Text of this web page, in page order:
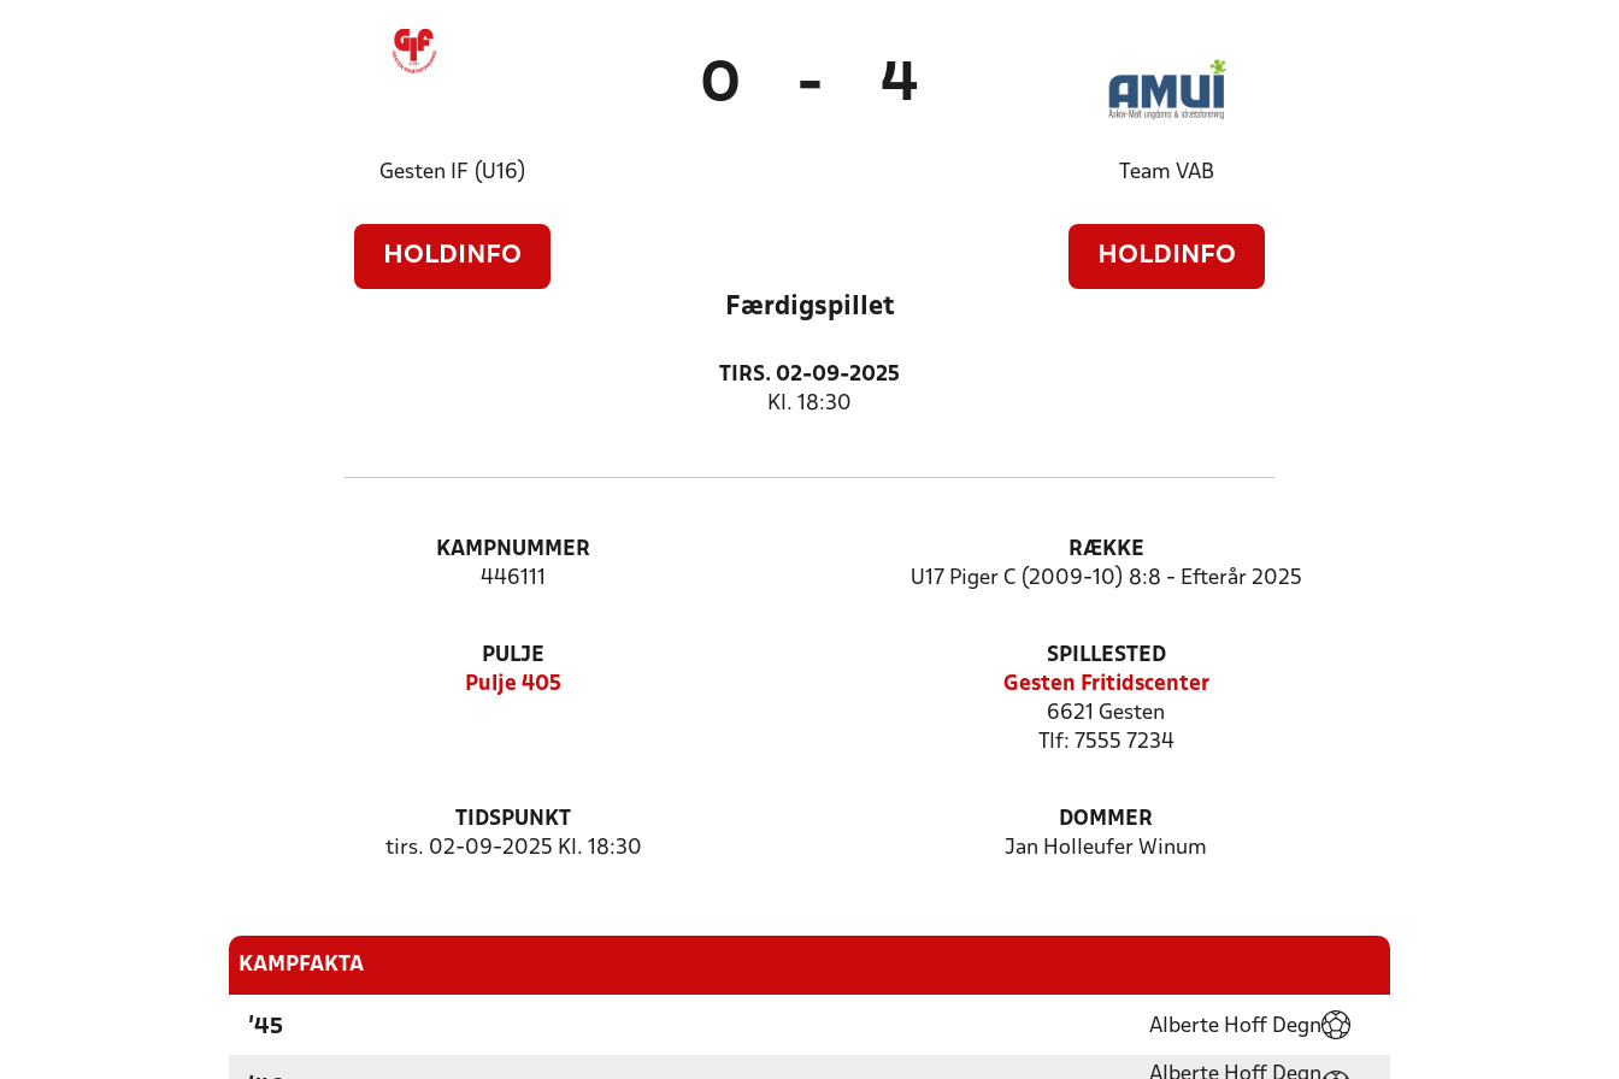
Gesten IF (U16)
HOLDINFO
0 - 4
Team VAB
HOLDINFO
Færdigspillet
TIRS. 02-09-2025
Kl. 18:30
KAMPNUMMER
446111
RÆKKE
U17 Piger C (2009-10) 8:8 - Efterår 2025
PULJE
Pulje 405
SPILLESTED
Gesten Fritidscenter
6621 Gesten
Tlf: 7555 7234
TIDSPUNKT
tirs. 02-09-2025 Kl. 18:30
DOMMER
Jan Holleufer Winum
KAMPFAKTA
'45 Alberte Hoff Degn